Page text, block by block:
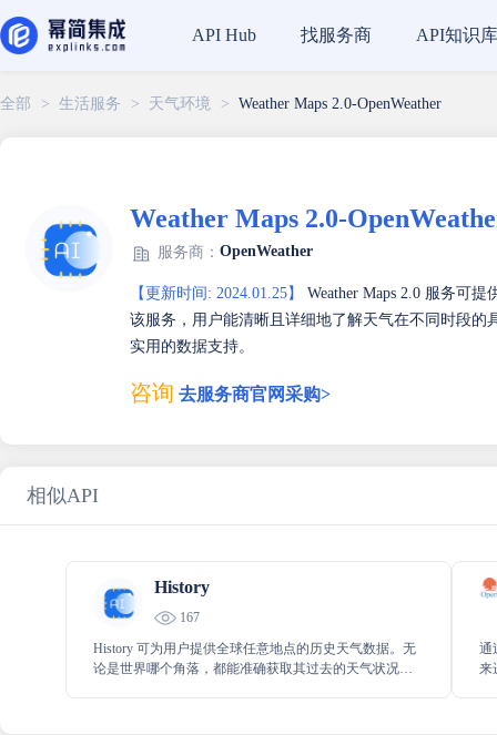
API Hub 找服务商 API知识库
全部 > 生活服务 > 天气环境 > Weather Maps 2.0-OpenWeather
Weather Maps 2.0-
服务商： OpenWeather
【更新时间: 2024.01.25】
Weather Maps 2.0 服务可
该服务，用户能清晰且详细地了解天气在不同时段
实用的数据支持。
咨询 去服务商官网采购>
相似API
History
167
History 可为用户提供全球任意地点的历史天气数据。无
论是世界哪个角落，都能准确获取其过去的天气状况，
通
来